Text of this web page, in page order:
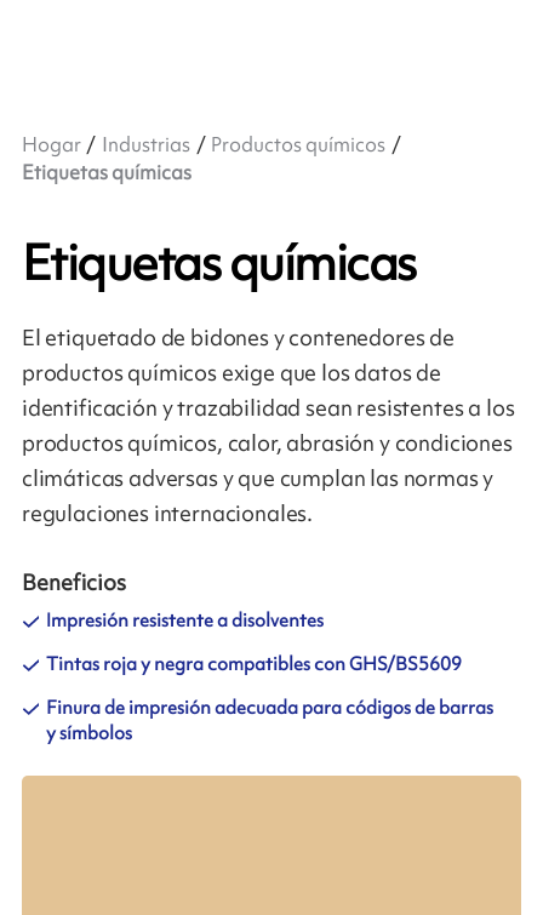
Hogar Industrias
Productos químicos
Etiquetas químicas
Etiquetas químicas
El etiquetado de bidones y contenedores de
productos químicos exige que los datos de
identificación y trazabilidad sean resistentes a los
productos químicos, calor, abrasión y condiciones
climáticas adversas y que cumplan las normas y
regulaciones internacionales.
Beneficios
Impresión resistente a disolventes
Tintas roja y negra compatibles con GHS/BS5609
Finura de impresión adecuada para códigos de barras
y símbolos